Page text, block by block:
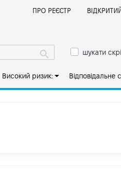
ПРО РЕЄСТР ВІДКРИТИЙ
шукати
Високий ризик: Відповідальне